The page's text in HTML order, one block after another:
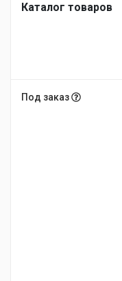
Каталог товаров
Под заказ